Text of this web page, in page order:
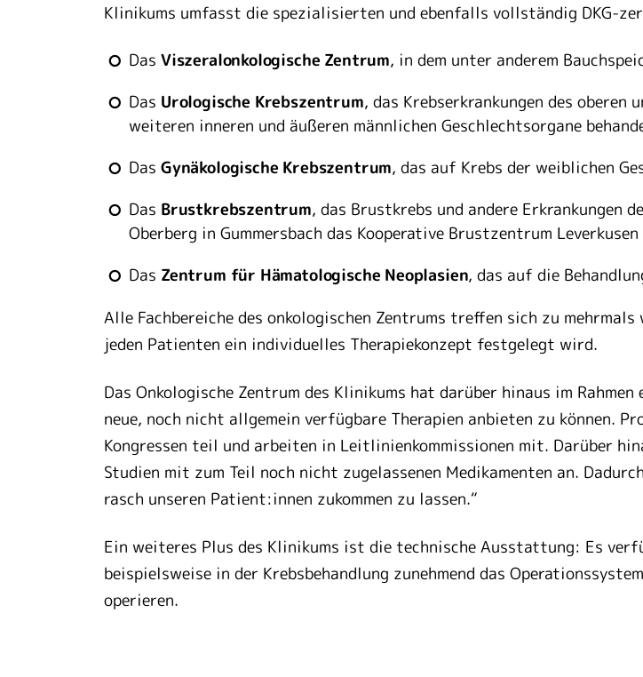
Klinikums umfasst die spezialisierten und ebenfalls vollständig DKG-
Das Viszeralonkologische Zentrum, in dem unter anderem
Das Urologische Krebszentrum, das Krebserkrankungen des
weiteren inneren und äußeren männlichen Geschlechtsorgane
Das Gynäkologische Krebszentrum, das auf Krebs der weiblichen
Das Brustkrebszentrum, das Brustkrebs und andere Erkrankungen
Oberberg in Gummersbach das Kooperative Brustzentrum
Das Zentrum für Hämatologische Neoplasien, das auf die
Alle Fachbereiche des onkologischen Zentrums treffen sich zu
jeden Patienten ein individuelles Therapiekonzept festgelegt wird.
Das Onkologische Zentrum des Klinikums hat darüber hinaus im
neue, noch nicht allgemein verfügbare Therapien anbieten zu können.
Kongressen teil und arbeiten in Leitlinienkommissionen mit. Darüber
Studien mit zum Teil noch nicht zugelassenen Medikamenten an.
rasch unseren Patient:innen zukommen zu lassen.“
Ein weiteres Plus des Klinikums ist die technische Ausstattung: Es
beispielsweise in der Krebsbehandlung zunehmend das
operieren.